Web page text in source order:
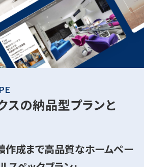
スの納品型プランと
作成まで高品質なホームペー